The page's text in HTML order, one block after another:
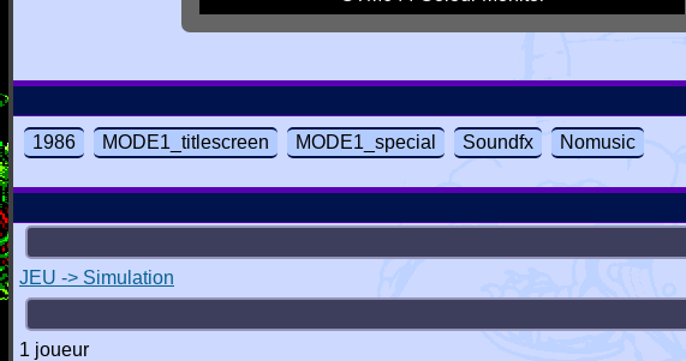
1986 MODE1_titlescreen MODE1_special Soundfx Nomusic
JEU -> Simulation
1 joueur